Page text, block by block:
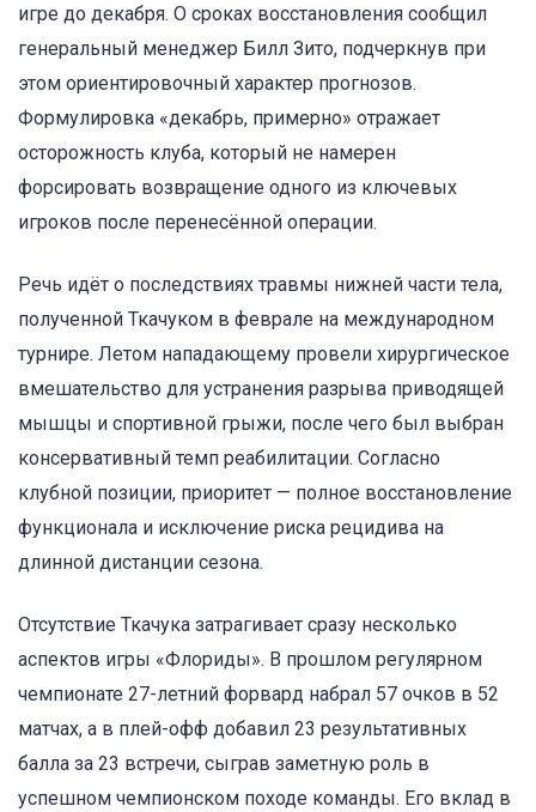
игре до декабря. О сроках восстановления сообщил
генеральный менеджер Билл Зито, подчеркнув при
этом ориентировочный характер прогнозов.
Формулировка «декабрь, примерно» отражает
осторожность клуба, который не намерен
форсировать возвращение одного из ключевых
игроков после перенесённой операции.
Речь идёт о последствиях травмы нижней части тела,
полученной Ткачуком в феврале на международном
турнире. Летом нападающему провели хирургическое
вмешательство для устранения разрыва приводящей
мышцы и спортивной грыжи, после чего был выбран
консервативный темп реабилитации. Согласно
клубной позиции, приоритет — полное восстановление
функционала и исключение риска рецидива на
длинной дистанции сезона.
Отсутствие Ткачука затрагивает сразу несколько
аспектов игры «Флориды». В прошлом регулярном
чемпионате 27-летний форвард набрал 57 очков в 52
матчах, а в плей-офф добавил 23 результативных
балла за 23 встречи, сыграв заметную роль в
успешном чемпионском походе команды. Его вклад в